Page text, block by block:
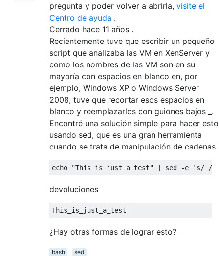
pregunta y poder volver a abrirla, visite el
Centro de ayuda .
Cerrado hace 11 años .
Recientemente tuve que escribir un pequeño
script que analizaba las VM en XenServer y
como los nombres de las VM son en su
mayoría con espacios en blanco en, por
ejemplo, Windows XP o Windows Server
2008, tuve que recortar esos espacios en
blanco y reemplazarlos con guiones bajos _.
Encontré una solución simple para hacer esto
usando sed, que es una gran herramienta
cuando se trata de manipulación de cadenas.
echo "This is just a test" | sed -e 's/ /
devoluciones
¿Hay otras formas de lograr esto?
bash
sed